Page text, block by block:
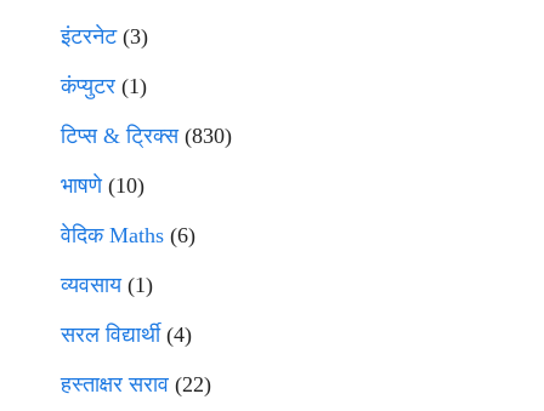
इंटरनेट(3)
कंप्युटर (1)
टिप्स & ट्रिक्स(830)
भाषणे(10)
वेदिक Maths (6)
व्यवसाय(1)
सरल विद्यार्थी(4)
हस्ताक्षर सराव (22)